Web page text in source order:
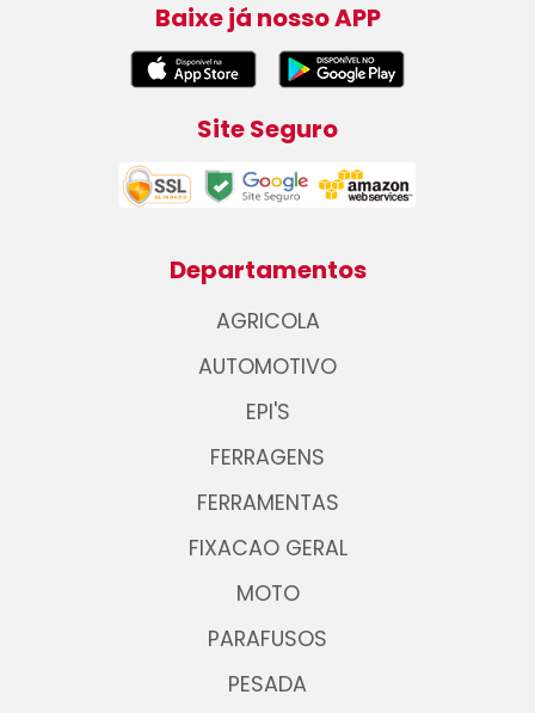
Baixe já nosso APP
Site Seguro
Departamentos
AGRICOLA
AUTOMOTIVO
EPI'S
FERRAGENS
FERRAMENTAS
FIXACAO GERAL
MOTO
PARAFUSOS
PESADA